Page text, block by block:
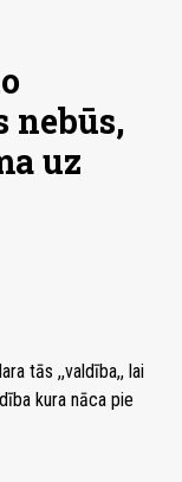
nebūs,
uz
tās ,,valdība,, lai
kura nāca pie